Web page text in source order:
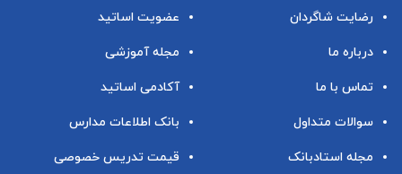
رضایت شاگردان
درباره ما
تماس با ما
سوالات متداول
مجله استادبانک
عضویت اساتید
مجله آموزشی
آکادمی اساتید
بانک اطلاعات مدارس
قیمت تدریس خصوصی